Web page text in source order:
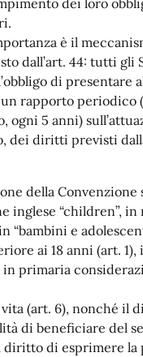
dei loro
è il
dall’art. 44: tutti gli
di presentare
rapporto periodico
ogni 5 anni)
dei diritti previsti
della Convenzione
inglese “children”, in
“bambini e
ai 18 anni (art. 1),
in primaria
(art. 6), nonché il
di beneficiare del
diritto di esprimere la